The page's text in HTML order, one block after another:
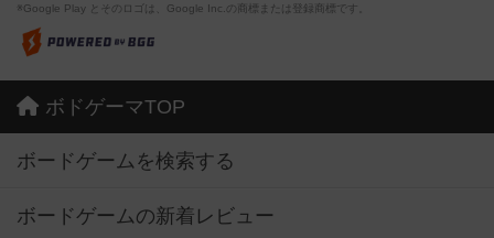
※Google Play とそのロゴは、Google Inc.の商標または登録商標です。
ボドゲーマTOP
ボードゲームを検索する
ボードゲームの新着レビュー